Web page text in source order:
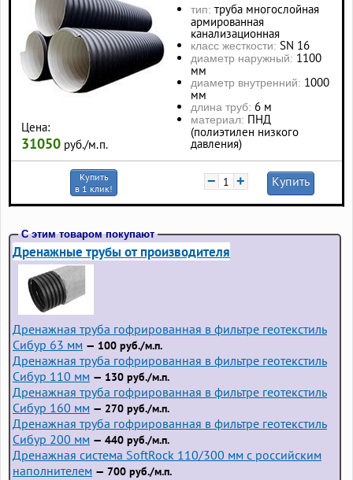
Цена:
31050 руб./м.п.
тип: труба многослойная
армированная
канализационная
класс жесткости: SN 16
диаметр наружный: 1100
мм
диаметр внутренний: 1000
мм
длина труб: 6 м
материал: ПНД
(полиэтилен низкого
давления)
Купить
в 1 клик!
− + Купить
С этим товаром покупают
Дренажные трубы от производителя
Дренажная труба гофрированная в фильтре геотекстиль
Сибур 63 мм — 100 руб./м.п.
Дренажная труба гофрированная в фильтре геотекстиль
Сибур 110 мм — 130 руб./м.п.
Дренажная труба гофрированная в фильтре геотекстиль
Сибур 160 мм — 270 руб./м.п.
Дренажная труба гофрированная в фильтре геотекстиль
Сибур 200 мм — 440 руб./м.п.
Дренажная система SoftRock 110/300 мм с российским
наполнителем — 700 руб./м.п.